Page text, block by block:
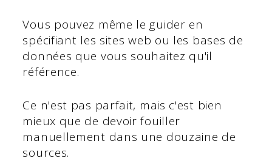
Vous pouvez même le guider en
spécifiant les sites web ou les bases de
données que vous souhaitez qu'il
référence.
Ce n'est pas parfait, mais c'est bien
mieux que de devoir fouiller
manuellement dans une douzaine de
sources.